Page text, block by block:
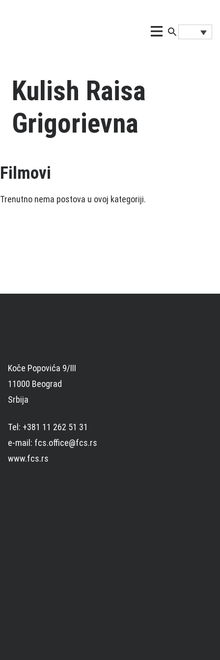
Kulish Raisa
Grigorievna
Filmovi
Trenutno nema postova u ovoj kategoriji.
Koče Popovića 9/III
11000 Beograd
Srbija
Tel: +381 11 262 51 31
e-mail: fcs.office@fcs.rs
www.fcs.rs